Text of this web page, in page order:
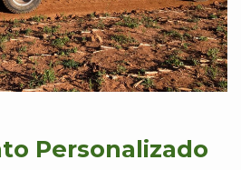
Personalizado